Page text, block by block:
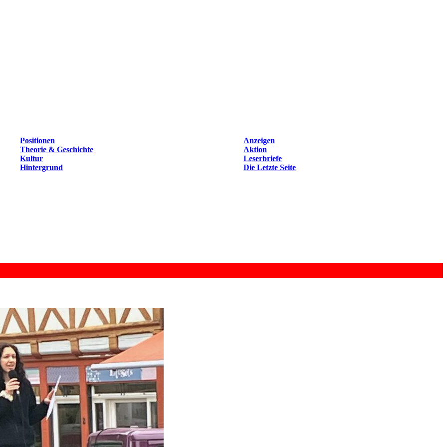
Positionen
Anzeigen
Theorie & Geschichte
Aktion
Kultur
Leserbriefe
Hintergrund Die Letzte Seite